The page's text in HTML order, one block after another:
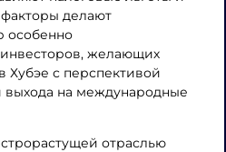
делают
особенно
желающих
Хубэе с перспективой
выхода на международные
отраслью